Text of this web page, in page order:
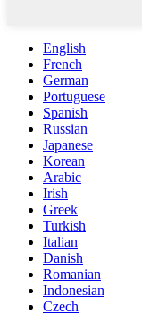
English
French
German
Portuguese
Spanish
Russian
Japanese
Korean
Arabic
Irish
Greek
Turkish
Italian
Danish
Romanian
Indonesian
Czech